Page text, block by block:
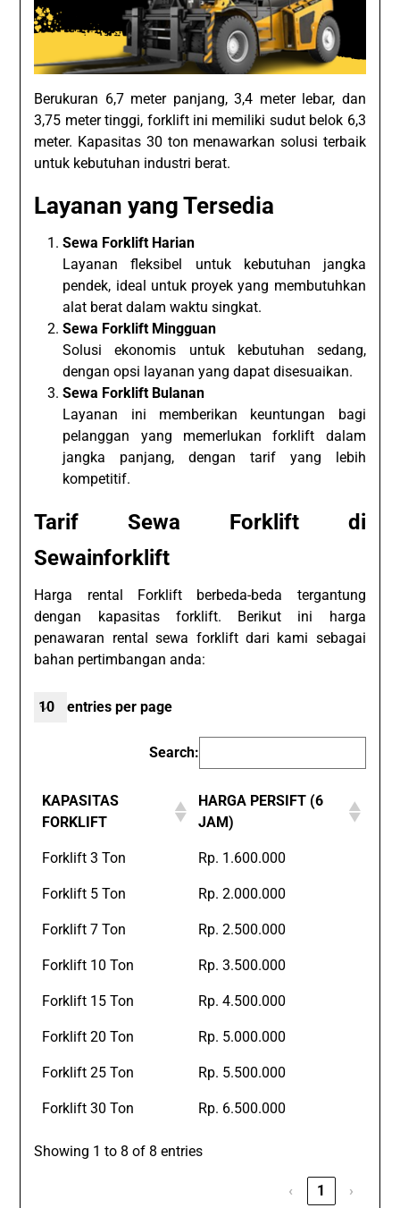
Berukuran 6,7 meter panjang, 3,4 meter lebar, dan
3,75 meter tinggi, forklift ini memiliki sudut belok 6,3
meter. Kapasitas 30 ton menawarkan solusi terbaik
untuk kebutuhan industri berat.
Layanan yang Tersedia
Sewa Forklift Harian
Layanan fleksibel untuk kebutuhan jangka
pendek, ideal untuk proyek yang membutuhkan
alat berat dalam waktu singkat.
Sewa Forklift Mingguan
Solusi ekonomis untuk kebutuhan sedang,
dengan opsi layanan yang dapat disesuaikan.
Sewa Forklift Bulanan
Layanan ini memberikan keuntungan bagi
pelanggan yang memerlukan forklift dalam
jangka panjang, dengan tarif yang lebih
kompetitif.
Tarif Sewa Forklift di
Sewainforklift
Harga rental Forklift berbeda-beda tergantung
dengan kapasitas forklift. Berikut ini harga
penawaran rental sewa forklift dari kami sebagai
bahan pertimbangan anda:
entries per page
Search:
KAPASITAS
FORKLIFT
HARGA PERSIFT (6
JAM)
Forklift 3 Ton Rp. 1.600.000
Forklift 5 Ton Rp. 2.000.000
Forklift 7 Ton Rp. 2.500.000
Forklift 10 Ton Rp. 3.500.000
Forklift 15 Ton Rp. 4.500.000
Forklift 20 Ton Rp. 5.000.000
Forklift 25 Ton Rp. 5.500.000
Forklift 30 Ton Rp. 6.500.000
Showing 1 to 8 of 8 entries
‹ 1 ›